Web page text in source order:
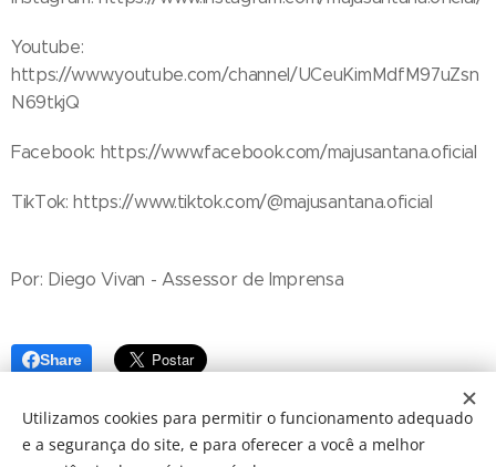
Youtube:
https://www.youtube.com/channel/UCeuKimMdfM97uZsn
N69tkjQ
Facebook: https://www.facebook.com/majusantana.oficial
TikTok: https://www.tiktok.com/@majusantana.oficial
Por: Diego Vivan - Assessor de Imprensa
Share
Utilizamos cookies para permitir o funcionamento adequado
e a segurança do site, e para oferecer a você a melhor